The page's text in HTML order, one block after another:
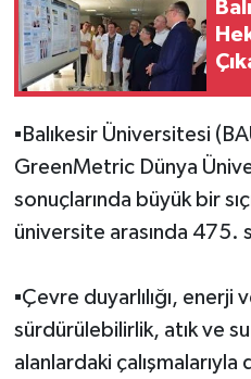
▪️Balıkesir Üniversitesi
GreenMetric Dünya
sonuçlarında büyük bir
üniversite arasında 475.
▪️Çevre duyarlılığı, enerji
sürdürülebilirlik, atık ve
alanlardaki